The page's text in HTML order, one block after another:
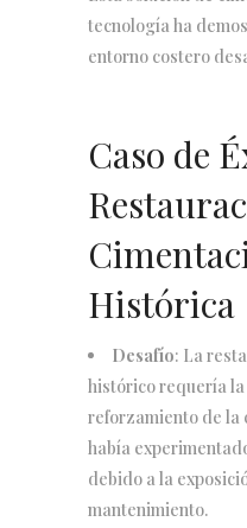
tecnología ha
entorno costero
Caso de
Histórica
Desafío: La
histórico requería
reforzamiento de la
había
debido a la
mantenimiento.